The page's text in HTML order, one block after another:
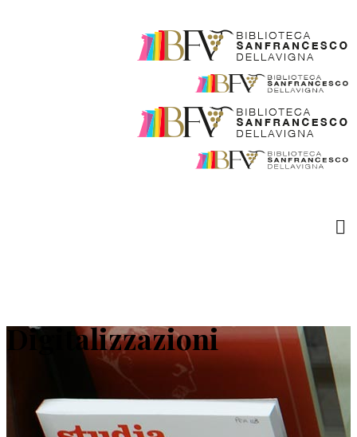
Digitalizzazioni